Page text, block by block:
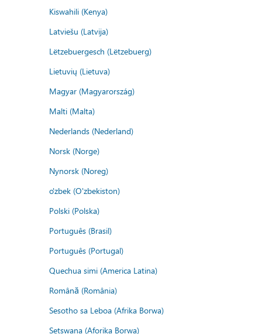
Kiswahili (Kenya)
Latviešu (Latvija)
Lëtzebuergesch (Lëtzebuerg)
Lietuvių (Lietuva)
Magyar (Magyarország)
Malti (Malta)
Nederlands (Nederland)
Norsk (Norge)
Nynorsk (Noreg)
o'zbek (O'zbekiston)
Polski (Polska)
Português (Brasil)
Português (Portugal)
Quechua simi (America Latina)
Română (România)
Sesotho sa Leboa (Afrika Borwa)
Setswana (Aforika Borwa)